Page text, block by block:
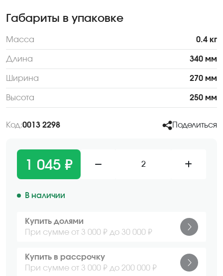
Габариты в упаковке
Масса 0.4 кг
Длина 340 мм
Ширина 270 мм
Высота 250 мм
Код:0013 2298 Поделиться
1 045 ₽ 2
В наличии
Купить долями
При сумме от 3 000 ₽ до 30 000 ₽
Купить в рассрочку
При сумме от 3 000 ₽ до 200 000 ₽